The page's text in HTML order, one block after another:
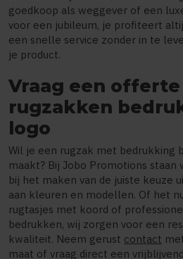
goedkoop als weggever of een
voor een jubileum, je profiteert
een snelle service zonder in te
je product.
Vraag een offerte
rugzakken
logo
Wil je een rugzak met bedrukking
maakt? Bij Jobo Promotions
bij het maken van de juiste keuze
aan kleuren en modellen. Of het
rugtasjes met koord of
bedrukken, wij zorgen voor een
kwaliteit. Neem gerust contact
maat of vraag direct een